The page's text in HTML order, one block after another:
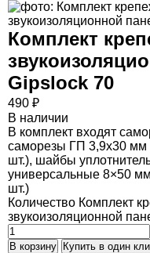
Комплект
Gipslock 70
490 ₽
В наличии
В комплект входят
саморезы ГП 3,9х30 мм
шт.), шайбы
универсальные 8×50
шт.)
Количество Комплект
звукоизоляционной
В корзину Купить в один